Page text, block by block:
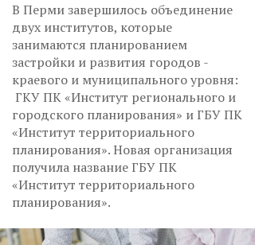
В Перми завершилось объединение
двух институтов, которые
занимаются планированием
застройки и развития городов -
краевого и муниципального уровня:
ГКУ ПК «Институт регионального и
городского планирования» и ГБУ ПК
«Институт территориального
планирования». Новая организация
получила название ГБУ ПК
«Институт территориального
планирования».